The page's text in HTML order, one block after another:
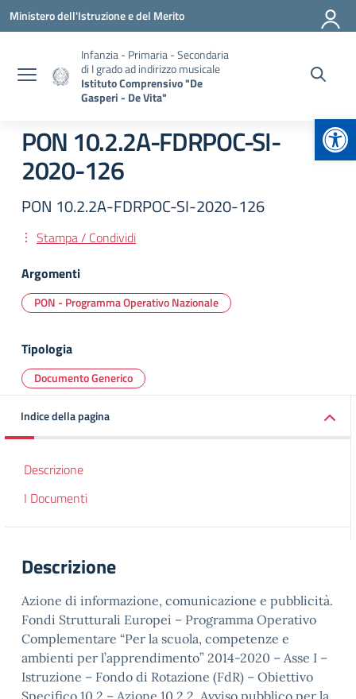
Vai ai contenuti
Vai al menu di navigazione
Vai al footer
Ministero dell'Istruzione e del Merito
Infanzia - Primaria - Secondaria
di I grado ad indirizzo musicale
Istituto Comprensivo "De
Gasperi - De Vita"
PON 10.2.2A-FDRPOC-SI-
2020-126
PON 10.2.2A-FDRPOC-SI-2020-126
Stampa / Condividi
Argomenti
PON - Programma Operativo Nazionale
Tipologia
Documento Generico
Indice della pagina
Descrizione
I Documenti
Descrizione
Azione di informazione, comunicazione e pubblicità.
Fondi Strutturali Europei – Programma Operativo
Complementare “Per la scuola, competenze e
ambienti per l’apprendimento” 2014-2020 – Asse I –
Istruzione – Fondo di Rotazione (FdR) – Obiettivo
Specifico 10.2 – Azione 10.2.2. Avviso pubblico per la